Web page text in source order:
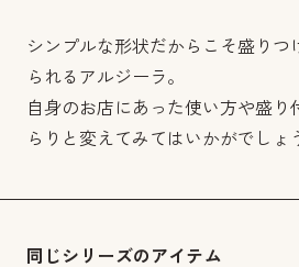
シンプルな形状だからこそ盛りつ
られるアルジーラ。
自身のお店にあった使い方や盛り
らりと変えてみてはいかがでしょ
同じシリーズのアイテム